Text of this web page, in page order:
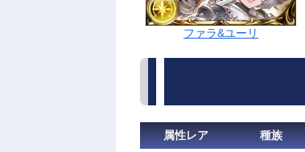
ファラ&ユーリ
属性レア 種族